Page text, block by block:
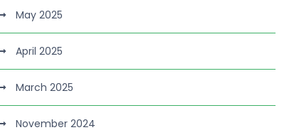
May 2025
April 2025
March 2025
November 2024